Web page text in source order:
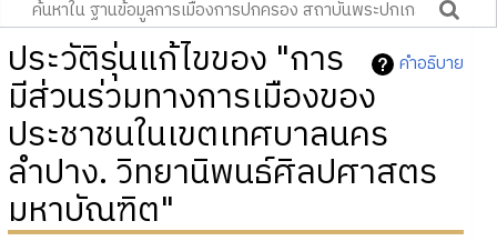
คำอธิบาย
ประวัติรุ่นแก้ไขของ "การ
มีส่วนร่วมทางการเมืองของ
ประชาชนในเขตเทศบาลนคร
ลำปาง. วิทยานิพนธ์ศิลปศาสตร
มหาบัณฑิต"